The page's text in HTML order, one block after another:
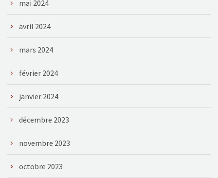
mai 2024
avril 2024
mars 2024
février 2024
janvier 2024
décembre 2023
novembre 2023
octobre 2023